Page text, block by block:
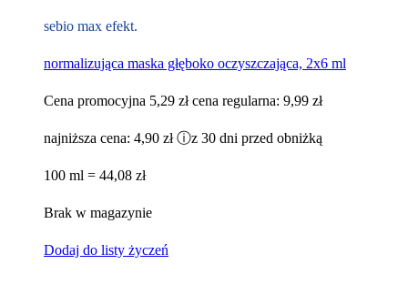
sebio max efekt.
normalizująca maska głęboko oczyszczająca, 2x6 ml
Cena promocyjna 5,29 zł cena regularna: 9,99 zł
najniższa cena: 4,90 zł ⓘz 30 dni przed obniżką
100 ml = 44,08 zł
Brak w magazynie
Dodaj do listy życzeń